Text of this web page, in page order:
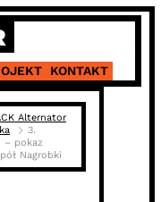
KONTAKT
Alternator
3.
– pokaz
Nagrobki